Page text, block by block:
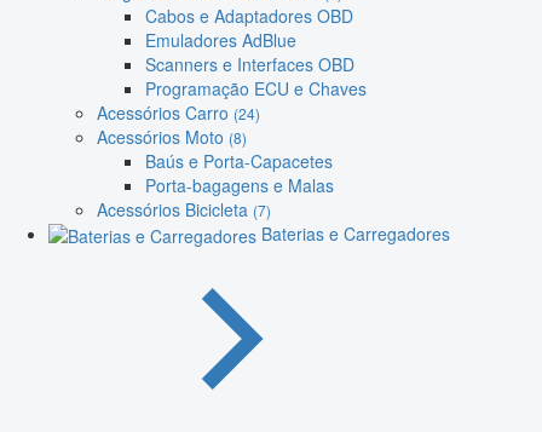
Cabos e Adaptadores OBD
Emuladores AdBlue
Scanners e Interfaces OBD
Programação ECU e Chaves
Acessórios Carro (24)
Acessórios Moto (8)
Baús e Porta-Capacetes
Porta-bagagens e Malas
Acessórios Bicicleta (7)
Baterias e Carregadores